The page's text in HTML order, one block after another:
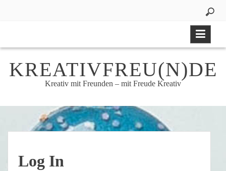
KREATIVFREU(N)DE
Kreativ mit Freunden – mit Freude Kreativ
Log In